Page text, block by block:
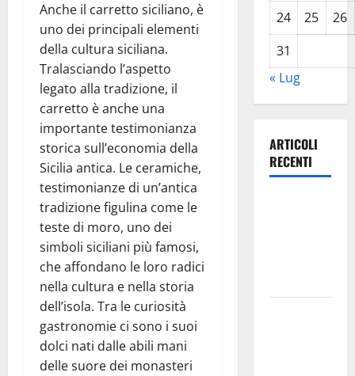
Anche il carretto siciliano, è
uno dei principali elementi
della cultura siciliana.
Tralasciando l’aspetto
legato alla tradizione, il
carretto è anche una
importante testimonianza
storica sull’economia della
Sicilia antica. Le ceramiche,
testimonianze di un’antica
tradizione figulina come le
teste di moro, uno dei
simboli siciliani più famosi,
che affondano le loro radici
nella cultura e nella storia
dell’isola. Tra le curiosità
gastronomie ci sono i suoi
dolci nati dalle abili mani
delle suore dei monasteri
24
25
26
31
« Lug
ARTICOLI
RECENTI